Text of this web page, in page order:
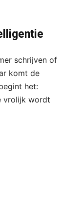
schrijven of
komt de
het:
vrolijk wordt